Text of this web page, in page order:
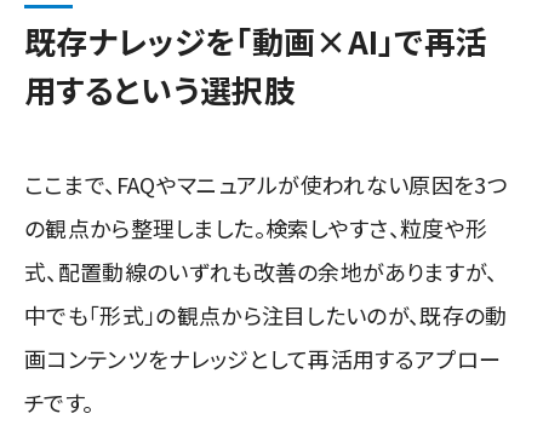
既存ナレッジを「動画×AI」で再活
用するという選択肢
ここまで、FAQやマニュアルが使われない原因を3つ
の観点から整理しました。検索しやすさ、粒度や形
式、配置動線のいずれも改善の余地がありますが、
中でも「形式」の観点から注目したいのが、既存の動
画コンテンツをナレッジとして再活用するアプロー
チです。